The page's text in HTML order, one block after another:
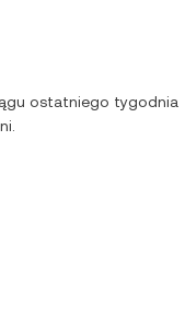
ostatniego tygodnia